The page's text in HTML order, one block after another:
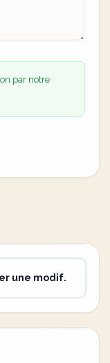
par notre
une modif.